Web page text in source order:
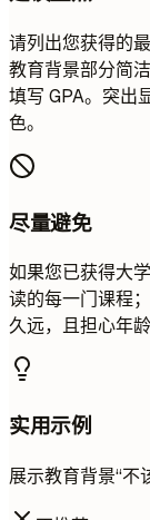
请列出您获得的
教育背景部分简
填写 GPA。突出
色。
尽量避免
如果您已获得大
读的每一门课程
久远，且担心年
实用示例
展示教育背景“不